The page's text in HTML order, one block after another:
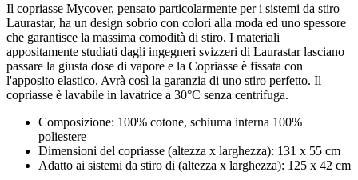
Il copriasse Mycover, pensato particolarmente per i sistemi da stiro
Laurastar, ha un design sobrio con colori alla moda ed uno spessore
che garantisce la massima comodità di stiro. I materiali
appositamente studiati dagli ingegneri svizzeri di Laurastar lasciano
passare la giusta dose di vapore e la Copriasse è fissata con
l'apposito elastico. Avrà così la garanzia di uno stiro perfetto. Il
copriasse è lavabile in lavatrice a 30°C senza centrifuga.
Composizione: 100% cotone, schiuma interna 100%
poliestere
Dimensioni del copriasse (altezza x larghezza): 131 x 55 cm
Adatto ai sistemi da stiro di (altezza x larghezza): 125 x 42 cm